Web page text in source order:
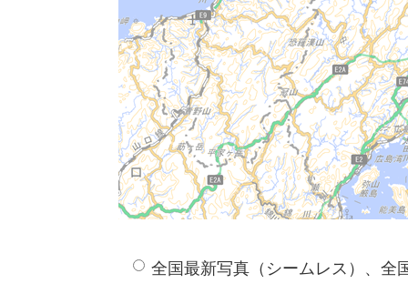
全国最新写真（シームレス）、全